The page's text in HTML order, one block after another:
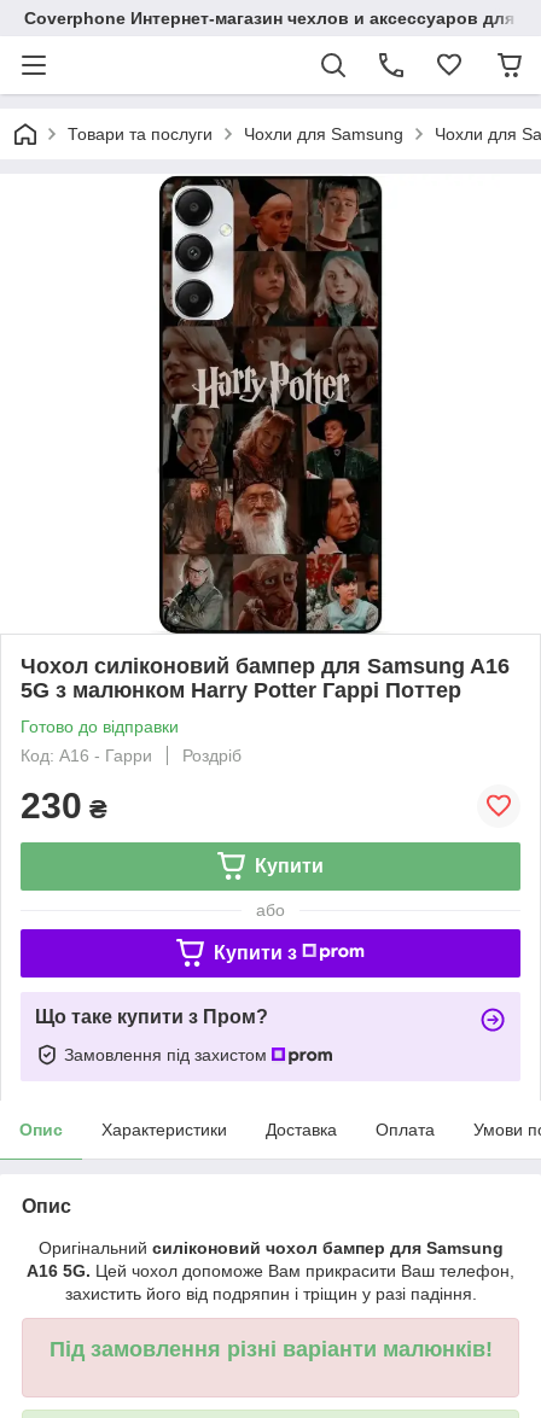
Coverphone Интернет-магазин чехлов и аксессуаров для
Товари та послуги Чохли для Samsung Чохли для
Чохол силіконовий бампер для Samsung A16
5G з малюнком Harry Potter Гаррі Поттер
Готово до відправки
Код: A16 - Гарри
Роздріб
230 ₴
Купити
або
Купити з
Що таке купити з Пром?
Замовлення під захистом
Опис Характеристики Доставка Оплата Умови
Опис
Оригінальний силіконовий чохол бампер для Samsung
A16 5G. Цей чохол допоможе Вам прикрасити Ваш телефон,
захистить його від подряпин і тріщин у разі падіння.
Під замовлення різні варіанти малюнків!